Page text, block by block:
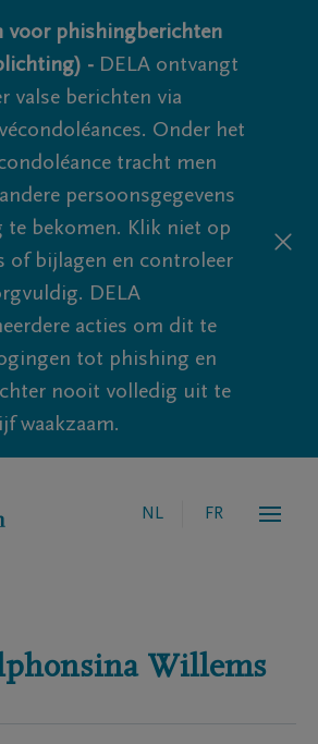
voor phishingberichten
- DELA ontvangt
valse berichten via
Onder het
tracht men
persoonsgegevens
te bekomen. Klik niet op
of bijlagen en controleer
DELA
acties om dit te
tot phishing en
nooit volledig uit te
waakzaam.
NL FR
Willems